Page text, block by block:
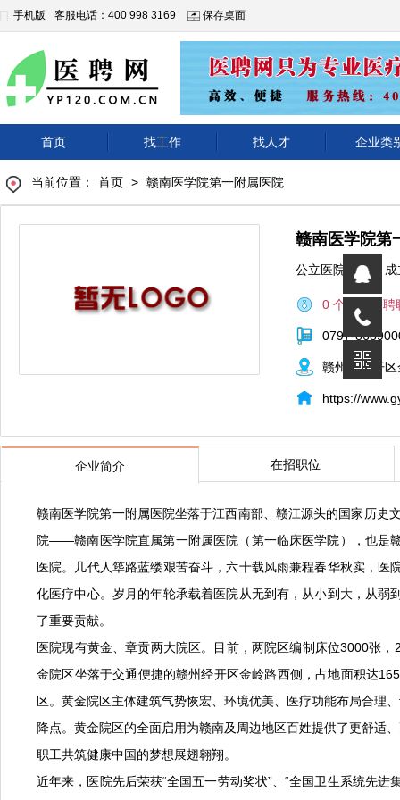
手机版 客服电话：400 998 3169 保存桌面
首页 找工作 找人才 企业类
当前位置： 首页 > 赣南医学院第一附属医院
赣南医学院第
公立医院 |
0 个正在招聘
0797-
赣州市经开
https://
企业简介 在招职位
赣南医学院第一附属医院坐落于江西南部、赣江源头的国家历
院——赣南医学院直属第一附属医院（第一临床医学院），也是
医院。几代人筚路蓝缕艰苦奋斗，六十载风雨兼程春华秋实，
化医疗中心。岁月的年轮承载着医院从无到有，从小到大，从
了重要贡献。
医院现有黄金、章贡两大院区。目前，两院区编制床位3000张
金院区坐落于交通便捷的赣州经开区金岭路西侧，占地面积达
区。黄金院区主体建筑气势恢宏、环境优美、医疗功能布局合理
降点。黄金院区的全面启用为赣南及周边地区百姓提供了更舒适
职工共筑健康中国的梦想展翅翱翔。
近年来，医院先后荣获“全国五一劳动奖状”、“全国卫生系统先进